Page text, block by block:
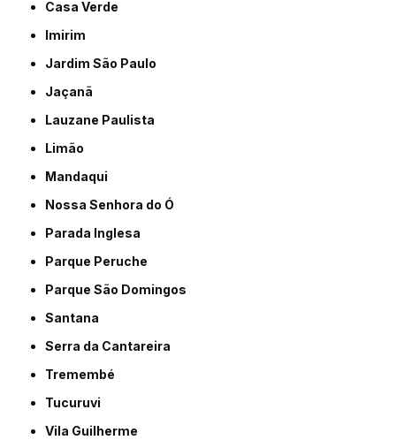
Casa Verde
Imirim
Jardim São Paulo
Jaçanã
Lauzane Paulista
Limão
Mandaqui
Nossa Senhora do Ó
Parada Inglesa
Parque Peruche
Parque São Domingos
Santana
Serra da Cantareira
Tremembé
Tucuruvi
Vila Guilherme